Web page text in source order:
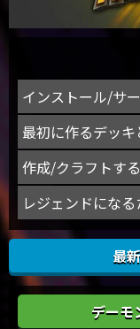
インストール/サ
最初に作るデッキ
作成/クラフトす
レジェンドにな
最
デーモ